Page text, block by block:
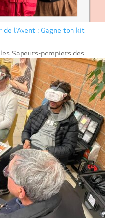
de l’Avent : Gagne ton kit
Sapeurs-pompiers des...